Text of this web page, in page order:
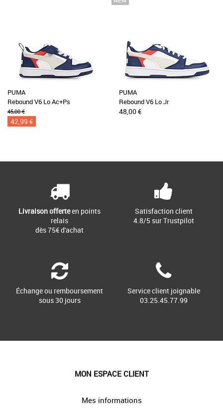
PUMA
Rebound V6 Lo Ac+Ps
45,00 €
42,99 €
PUMA
Rebound V6 Lo Jr
48,00 €
Livraison offerteen points
relais
dès 75€ d'achat
Satisfaction client
4.8/5 sur Trustpilot
Échange ou remboursement
sous 30 jours
Service client joignable
03.25.45.77.99
MON ESPACE CLIENT
Mes informations